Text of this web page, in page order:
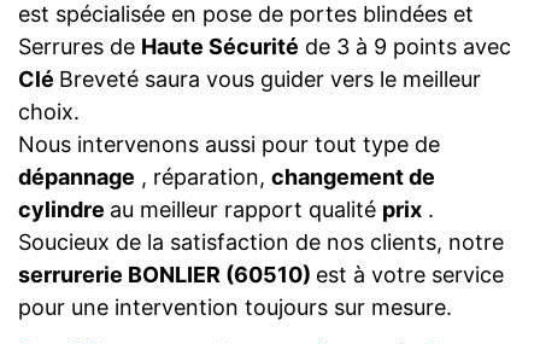
est spécialisée en pose de portes blindées et
Serrures de Haute Sécurité de 3 à 9 points avec
Clé Breveté saura vous guider vers le meilleur
choix.
Nous intervenons aussi pour tout type de
dépannage , réparation, changement de
cylindre au meilleur rapport qualité prix .
Soucieux de la satisfaction de nos clients, notre
serrurerie BONLIER (60510) est à votre service
pour une intervention toujours sur mesure.